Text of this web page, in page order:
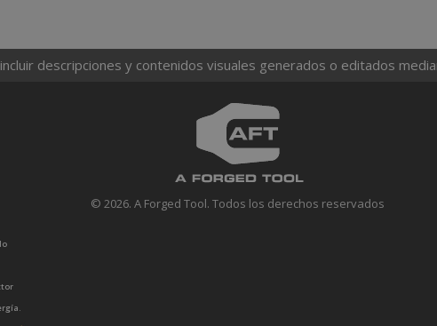
descripciones y contenidos visuales generados o editados
© 2026. A Forged Tool. Todos los derechos reservados